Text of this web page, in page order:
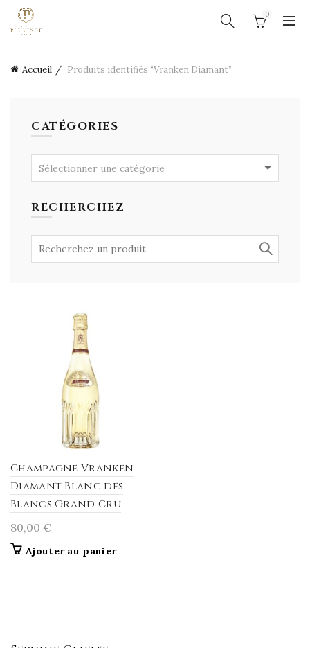
0
Accueil Produits identifiés “Vranken Diamant”
CATÉGORIES
Sélectionner une catégorie
RECHERCHEZ
Champagne Vranken
Diamant Blanc des
Blancs Grand Cru
80,00 €
Ajouter au panier